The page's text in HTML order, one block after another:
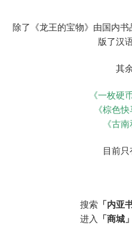
除了《龙王的宝物》由国内
版了汉
其
《一枚硬
《棕色
《古
目前
搜索 「内亚
进入
「商城」